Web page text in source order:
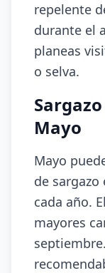
repelente
durante el
planeas
o selva.
Mayo
Mayo
de sargazo
cada año.
mayores